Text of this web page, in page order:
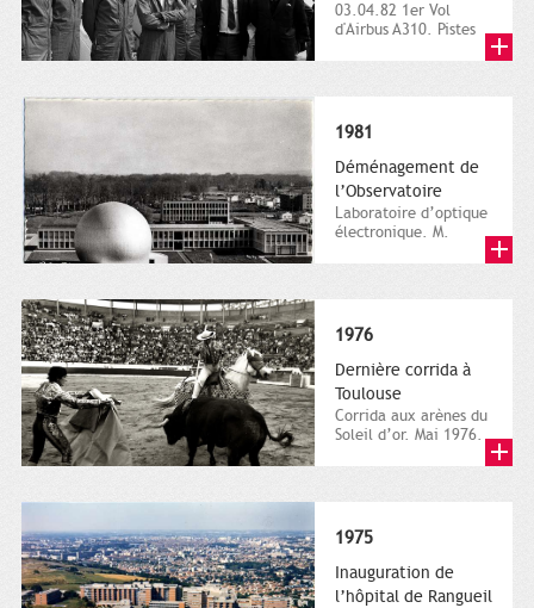
03.04.82 1er Vol
d'Airbus A310. Pistes
1981
Déménagement de
l’Observatoire
Laboratoire d’optique
électronique. M.
1976
Dernière corrida à
Toulouse
Corrida aux arènes du
Soleil d’or. Mai 1976.
1975
Inauguration de
l’hôpital de Rangueil